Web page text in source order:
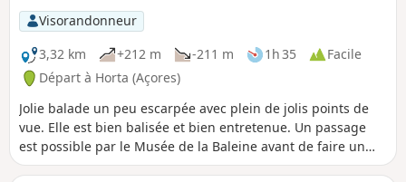
Visorandonneur
3,32 km
+212 m -211 m 1h 35
Facile
Départ à Horta (Açores)
Jolie balade un peu escarpée avec plein de jolis points de
vue. Elle est bien balisée et bien entretenue. Un passage
est possible par le Musée de la Baleine avant de faire un
petit plouf en fin de rando dans une jolie baie.